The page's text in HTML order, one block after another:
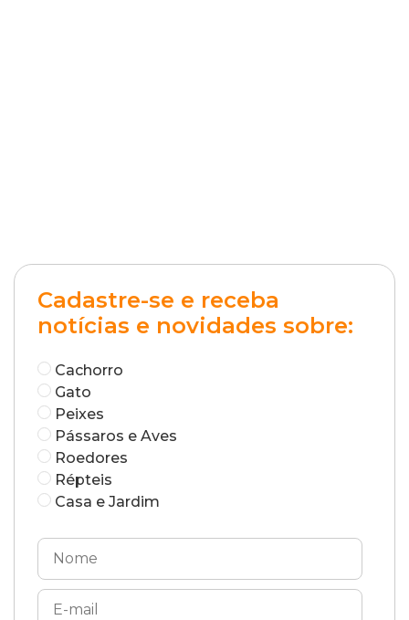
Cadastre-se e receba
notícias e novidades sobre:
Cachorro
Gato
Peixes
Pássaros e Aves
Roedores
Répteis
Casa e Jardim